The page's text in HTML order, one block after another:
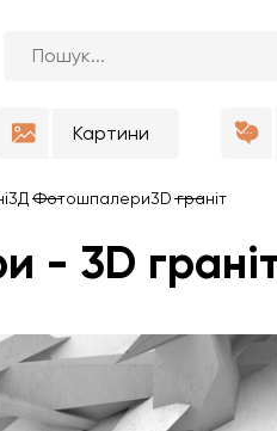
Картини
3Д Фотошпалери3D граніт
- 3D